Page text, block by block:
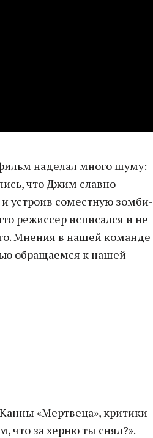
наделал много шуму:
что Джим славно
и устроив соместную зомби-
режиссер исписался и не
Мнения в нашей команде
обращаемся к нашей
«Мертвеца», критики
что за херню ты снял?».